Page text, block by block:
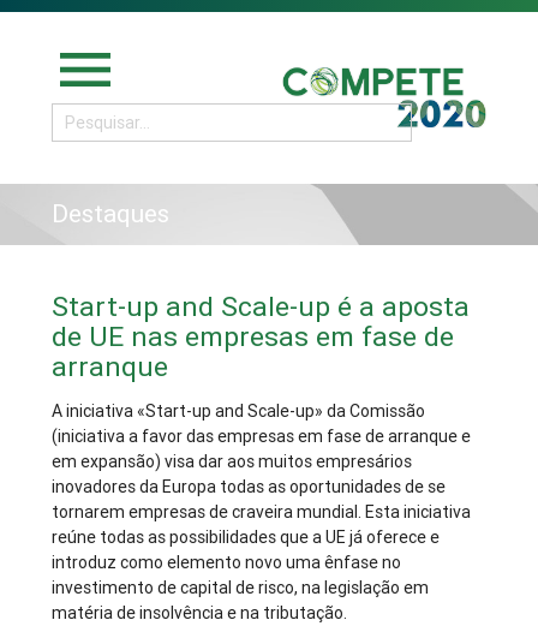
menu
Destaques
Start-up and Scale-up é a aposta
de UE nas empresas em fase de
arranque
A iniciativa «Start-up and Scale-up» da Comissão
(iniciativa a favor das empresas em fase de arranque e
em expansão) visa dar aos muitos empresários
inovadores da Europa todas as oportunidades de se
tornarem empresas de craveira mundial. Esta iniciativa
reúne todas as possibilidades que a UE já oferece e
introduz como elemento novo uma ênfase no
investimento de capital de risco, na legislação em
matéria de insolvência e na tributação.